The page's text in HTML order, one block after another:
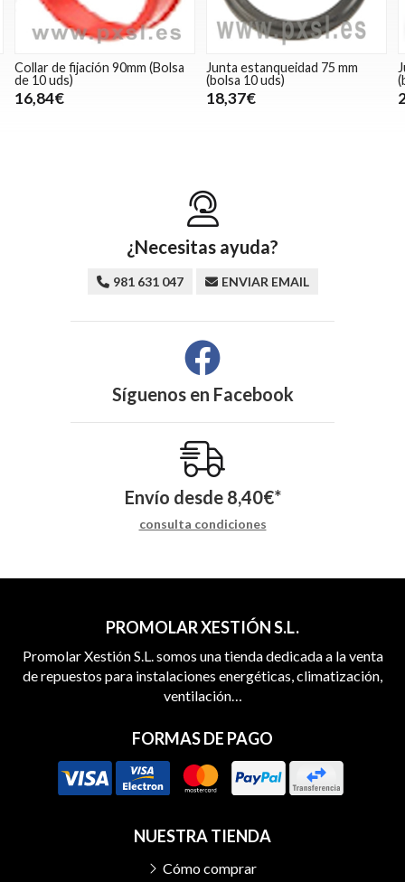
Collar de fijación 90mm (Bolsa
de 10 uds)
16,84€
Junta estanqueidad 75 mm
(bolsa 10 uds)
18,37€
¿Necesitas ayuda?
981 631 047 ENVIAR EMAIL
Síguenos en Facebook
Envío desde 8,40€*
consulta condiciones
PROMOLAR XESTIÓN S.L.
Promolar Xestión S.L. somos una tienda dedicada a la venta
de repuestos para instalaciones energéticas, climatización,
ventilación…
FORMAS DE PAGO
NUESTRA TIENDA
Cómo comprar